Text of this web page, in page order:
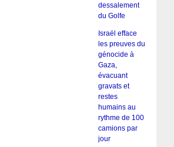
dessalement
du Golfe
Israël efface
les preuves du
génocide à
Gaza,
évacuant
gravats et
restes
humains au
rythme de 100
camions par
jour